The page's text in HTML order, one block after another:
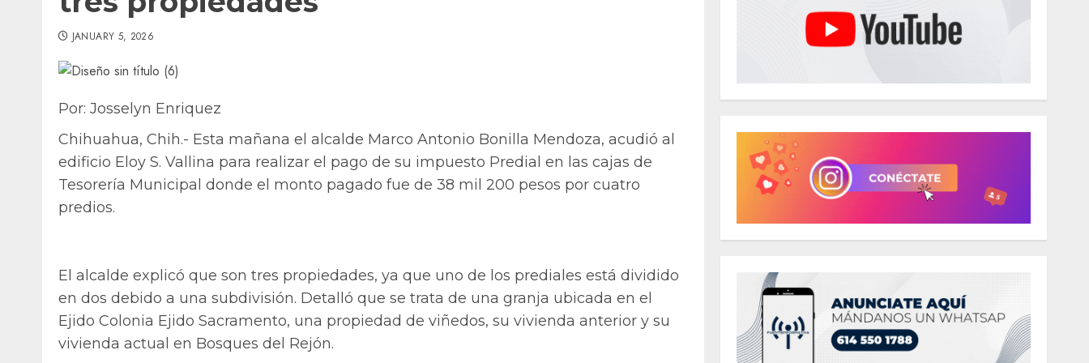
JANUARY 5, 2026
Por: Josselyn Enriquez
Chihuahua, Chih.- Esta mañana el alcalde Marco Antonio Bonilla Mendoza, acudió al
edificio Eloy S. Vallina para realizar el pago de su impuesto Predial en las cajas de
Tesorería Municipal donde el monto pagado fue de 38 mil 200 pesos por cuatro
predios.
El alcalde explicó que son tres propiedades, ya que uno de los prediales está dividido
en dos debido a una subdivisión. Detalló que se trata de una granja ubicada en el
Ejido Colonia Ejido Sacramento, una propiedad de viñedos, su vivienda anterior y su
vivienda actual en Bosques del Rejón.